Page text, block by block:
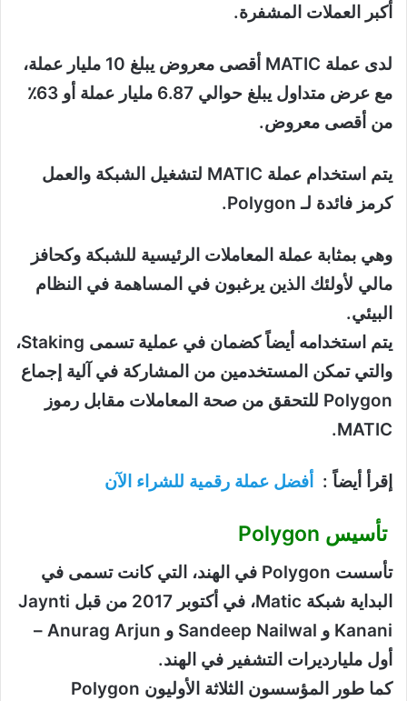
أكبر العملات المشفرة.
لدى عملة MATIC أقصى معروض يبلغ 10 مليار عملة،
مع عرض متداول يبلغ حوالي 6.87 مليار عملة أو 63٪
من أقصى معروض.
يتم استخدام عملة MATIC لتشغيل الشبكة والعمل
كرمز فائدة لـ Polygon.
وهي بمثابة عملة المعاملات الرئيسية للشبكة وكحافز
مالي لأولئك الذين يرغبون في المساهمة في النظام
البيئي.
يتم استخدامه أيضاً كضمان في عملية تسمى Staking،
والتي تمكن المستخدمين من المشاركة في آلية إجماع
Polygon للتحقق من صحة المعاملات مقابل رموز
MATIC.
إقرأ أيضاً : أفضل عملة رقمية للشراء الآن
تأسيس Polygon
تأسست Polygon في الهند، التي كانت تسمى في
البداية شبكة Matic، في أكتوبر 2017 من قبل Jaynti
Kanani و Sandeep Nailwal و Anurag Arjun –
أول مليارديرات التشفير في الهند.
كما طور المؤسسون الثلاثة الأوليون Polygon